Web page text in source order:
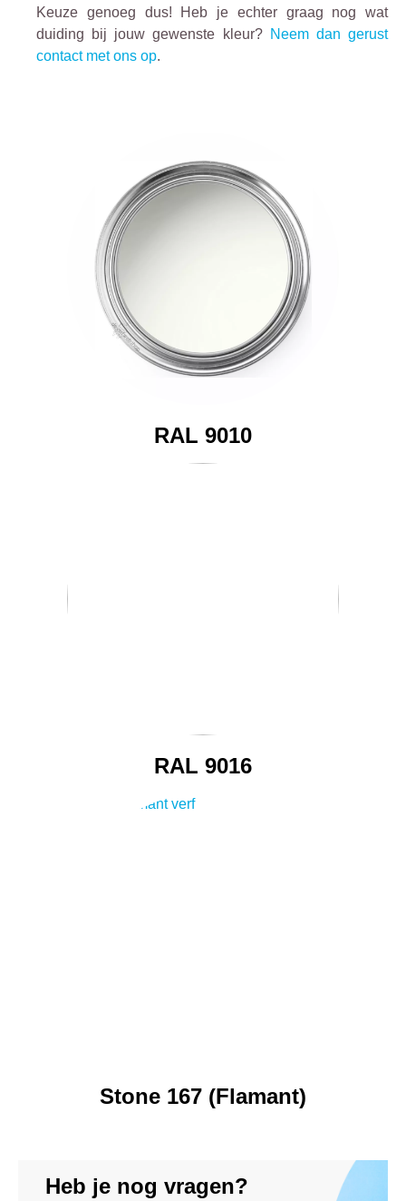
Keuze genoeg dus! Heb je echter graag nog wat
duiding bij jouw gewenste kleur? Neem dan gerust
contact met ons op.
RAL 9010
RAL 9016
Stone 167 (Flamant)
Heb je nog vragen?